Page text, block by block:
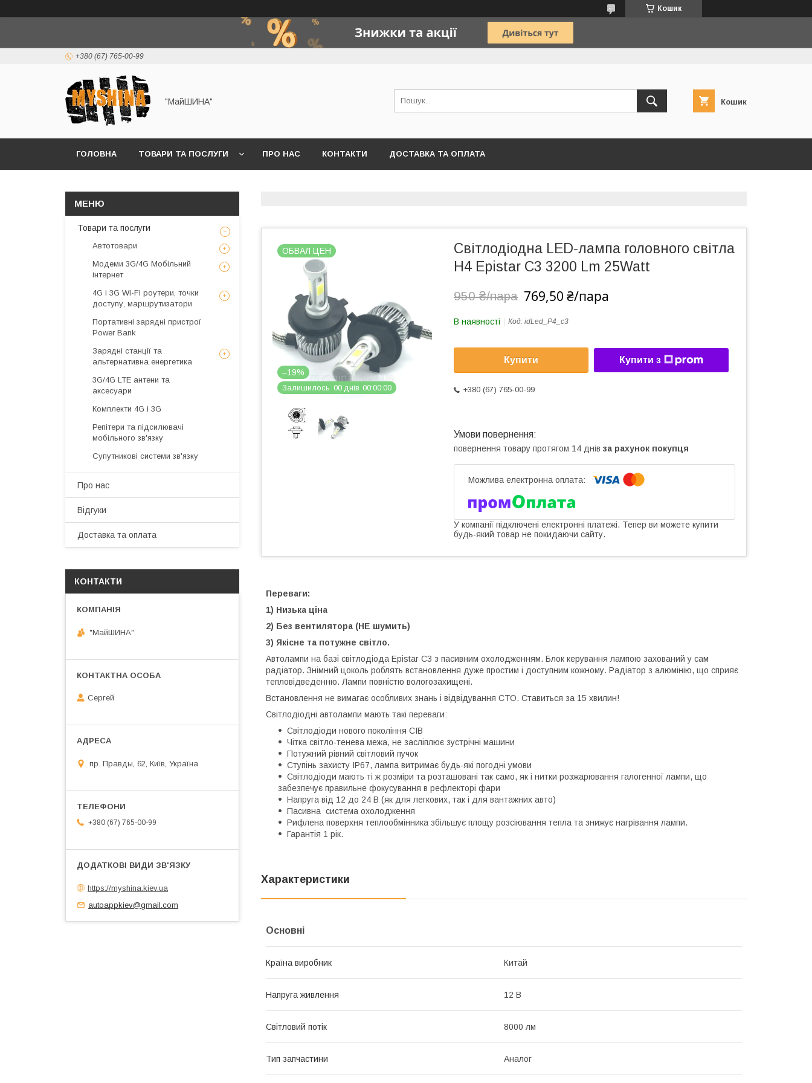
Кошик
+380 (67) 765-00-99
"МайШИНА" Кошик
ГОЛОВНА ТОВАРИ ТА ПОСЛУГИ ПРО НАС КОНТАКТИ ДОСТАВКА ТА ОПЛАТА
ОБВАЛ ЦЕН
–19%
Залишилось 00 днів 00 00 00
Світлодіодна LED-лампа головного світла
H4 Epistar C3 3200 Lm 25Watt
950 ₴/пара 769,50 ₴/пара
В наявності Код: idLed_Р4_с3
Купити Купити з
+380 (67) 765-00-99
повернення товару протягом 14 днів за рахунок покупця
У компанії підключені електронні платежі. Тепер ви можете купити
будь-який товар не покидаючи сайту.
Переваги:
1) Низька ціна
2) Без вентилятора (НЕ шумить)
3) Якісне та потужне світло.
Автолампи на базі світлодіода Epistar C3 з пасивним охолодженням. Блок керування лампою захований у сам
радіатор. Знімний цоколь роблять встановлення дуже простим і доступним кожному. Радіатор з алюмінію, що сприяє
тепловідведенню. Лампи повністю вологозахищені.
Встановлення не вимагає особливих знань і відвідування СТО. Ставиться за 15 хвилин!
Світлодіодні автолампи мають такі переваги:
Світлодіоди нового покоління СІВ
Чітка світло-тенева межа, не засліплює зустрічні машини
Потужний рівний світловий пучок
Ступінь захисту IP67, лампа витримає будь-які погодні умови
Світлодіоди мають ті ж розміри та розташовані так само, як і нитки розжарювання галогенної лампи, що
забезпечує правильне фокусування в рефлекторі фари
Напруга від 12 до 24 В (як для легкових, так і для вантажних авто)
Пасивна система охолодження
Рифлена поверхня теплообмінника збільшує площу розсіювання тепла та знижує нагрівання лампи.
Гарантія 1 рік.
Характеристики
Основні
Країна виробник Китай
Напруга живлення 12 В
Світловий потік 8000 лм
Тип запчастини Аналог
Товари та послуги
Автотовари
Модеми 3G/4G Мобільний
інтернет
4G і 3G WI-FI роутери, точки
доступу, маршрутизатори
Портативні зарядні пристрої
Power Bank
Зарядні станції та
альтернативна енергетика
3G/4G LTE антени та
аксесуари
Комплекти 4G і 3G
Репітери та підсилювачі
мобільного зв'язку
Супутникові системи зв'язку
Про нас
Відгуки
Доставка та оплата
КОНТАКТИ
"МайШИНА"
Сергей
пр. Правды, 62, Київ, Україна
+380 (67) 765-00-99
https://myshina.kiev.ua
autoappkiev@gmail.com